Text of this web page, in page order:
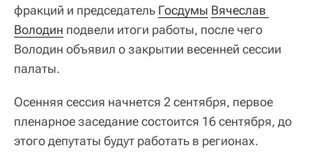
фракций и председатель Госдумы Вячеслав
Володин подвели итоги работы, после чего
Володин объявил о закрытии весенней сессии
палаты.
Осенняя сессия начнется 2 сентября, первое
пленарное заседание состоится 16 сентября, до
этого депутаты будут работать в регионах.